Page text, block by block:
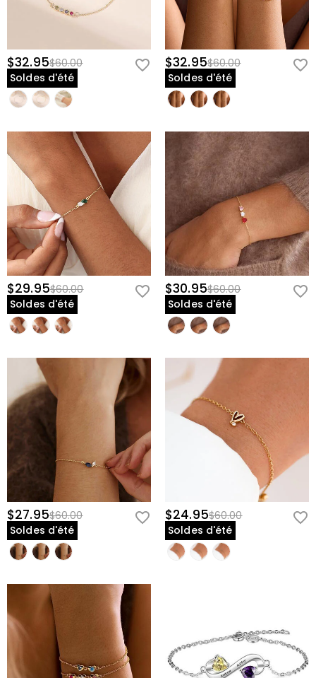
$32.95$60.00
Soldes d'été
$32.95$60.00
Soldes d'été
$29.95$60.00
Soldes d'été
$30.95$60.00
Soldes d'été
$27.95$60.00
Soldes d'été
$24.95$60.00
Soldes d'été